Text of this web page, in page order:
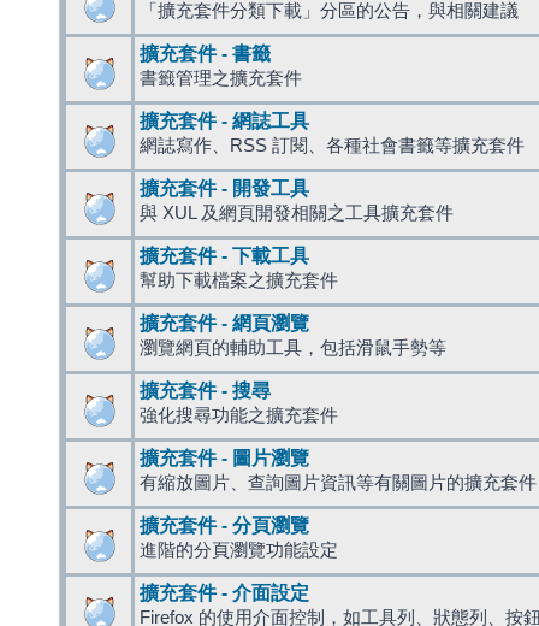
「擴充套件分類下載」分區的公告，與相關建議
擴充套件 - 書籤
書籤管理之擴充套件
擴充套件 - 網誌工具
網誌寫作、RSS 訂閱、各種社會書籤等擴充套件
擴充套件 - 開發工具
與 XUL 及網頁開發相關之工具擴充套件
擴充套件 - 下載工具
幫助下載檔案之擴充套件
擴充套件 - 網頁瀏覽
瀏覽網頁的輔助工具，包括滑鼠手勢等
擴充套件 - 搜尋
強化搜尋功能之擴充套件
擴充套件 - 圖片瀏覽
有縮放圖片、查詢圖片資訊等有關圖片的擴充套件
擴充套件 - 分頁瀏覽
進階的分頁瀏覽功能設定
擴充套件 - 介面設定
Firefox 的使用介面控制，如工具列、狀態列、按